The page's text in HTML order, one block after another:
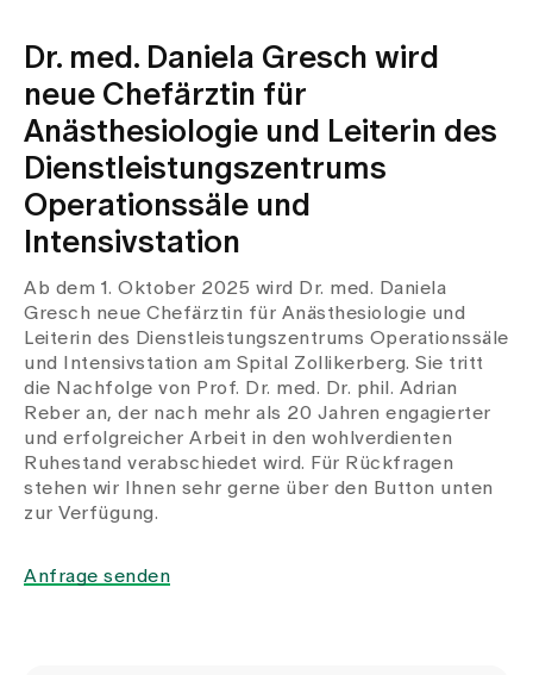
Dr. med. Daniela Gresch wird
neue Chefärztin für
Anästhesiologie und Leiterin des
Dienstleistungszentrums
Operationssäle und
Intensivstation
Ab dem 1. Oktober 2025 wird Dr. med. Daniela
Gresch neue Chefärztin für Anästhesiologie und
Leiterin des Dienstleistungszentrums Operationssäle
und Intensivstation am Spital Zollikerberg. Sie tritt
die Nachfolge von Prof. Dr. med. Dr. phil. Adrian
Reber an, der nach mehr als 20 Jahren engagierter
und erfolgreicher Arbeit in den wohlverdienten
Ruhestand verabschiedet wird. Für Rückfragen
stehen wir Ihnen sehr gerne über den Button unten
zur Verfügung.
Anfrage senden